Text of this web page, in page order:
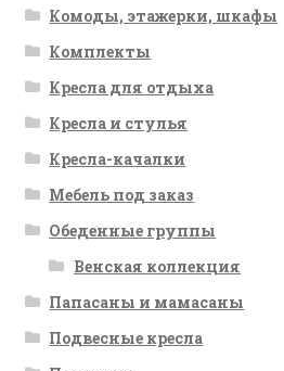
Комоды, этажерки, шкафы
Комплекты
Кресла для отдыха
Кресла и стулья
Кресла-качалки
Мебель под заказ
Обеденные группы
Венская коллекция
Папасаны и мамасаны
Подвесные кресла